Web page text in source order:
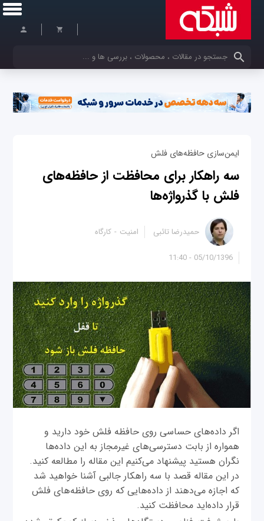
کلمات کلیدی خود را وارد کنید
ایمن‌سازی حافظه‌های فلش
سه راهکار برای محافظت از حافظه‌های
فلش با گذرواژه‌ها
05/10/1396 - 11:40
حمیدرضا تائبی امنیت کارگاه
اگر داده‌های حساسی روی حافظه فلش خود دارید و
همواره از بابت دسترسی‌های غیرمجاز به این داده‌ها
نگران هستید پیشنهاد می‌کنیم این مقاله را مطالعه کنید.
در این مقاله قصد با سه راهکار جالبی آشنا خواهید شد
که اجازه می‌دهند از داده‌هایی که روی حافظه‌های فلش
قرار داده‌اید محافظت کنید.